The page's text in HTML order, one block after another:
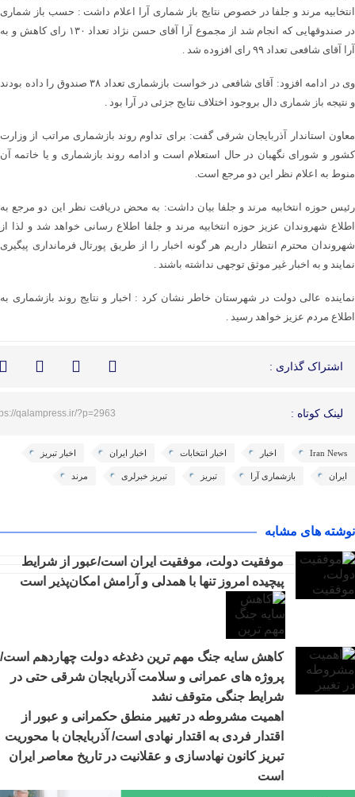
انتخابیه مرند و جلفا در خصوص نتایج باز شماری آرا اعلام داشت : حسب باز شماری
در صندوقهایی که انجام شد از مجموع آرا آقای حسن نژاد تعداد ۱۳۰ رای کاهش و به
آرا آقای شافعی تعداد ۹۹ رای افزوده شد .
وی در ادامه افزود: آقای شافعی در خواست بازشماری تعداد ۳۸ صندوق را داده بودند
و نتیجه باز شماری دال بروجود اختلاف نتایج جزئی در آرا بود .
معاون استاندار آذربایجان شرقی گفت: برای تداوم روند بازشماری مراتب از وزارت
کشور و شورای نگهبان در حال استعلام است و ادامه روند بازشماری و یا خاتمه آن
منوط به اعلام نظر این دو مرجع است.
رئیس حوزه انتخابیه مرند و جلفا بیان داشت: به محض دریافت نظر این دو مرجع به
اطلاع شهروندان عزیز حوزه انتخابیه مرند و جلفا اطلاع رسانی خواهد شد و لذا از
شهروندان محترم انتظار داریم هر گونه اخبار را از طریق پورتال فرمانداری پیگیری
نمایند و به اخبار غیر موثق توجهی نداشته باشند .
نماینده عالی دولت در شهرستان خاطر نشان کرد : اخبار و نتایج روند بازشماری به
اطلاع مردم عزیز خواهد رسید .
اشتراک گذاری :
لینک کوتاه : qalampress.ir/?p=2963
Iran News اخبار اخبار انتخابات اخبار ایران اخبار تبریز
ایران بازشماری آرا تبریز تبریز خبرلری مرند
نوشته های مشابه
موفقیت دولت، موفقیت ایران است/عبور از شرایط
پیچیده امروز تنها با همدلی و آرامش امکان‌پذیر است
کاهش سایه جنگ مهم ‌ترین دغدغه دولت چهاردهم است/
پروژه ‌های عمرانی و سلامت آذربایجان شرقی حتی در
شرایط جنگی متوقف نشد
اهمیت مشروطه در تغییر منطق حکمرانی و عبور از
اقتدار فردی به اقتدار نهادی است/ آذربایجان با محوریت
تبریز کانون نهادسازی و عقلانیت در تاریخ معاصر ایران
است